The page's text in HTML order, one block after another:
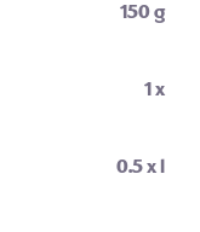
150g
1x
0.5x l